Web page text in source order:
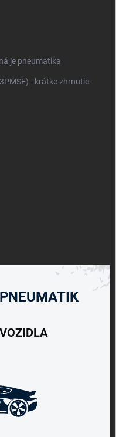
je pneumatika
- krátke zhrnutie